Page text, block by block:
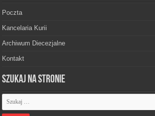
Poczta
Kancelaria Kurii
Archiwum Diecezjalne
Kontakt
Szukaj na stronie